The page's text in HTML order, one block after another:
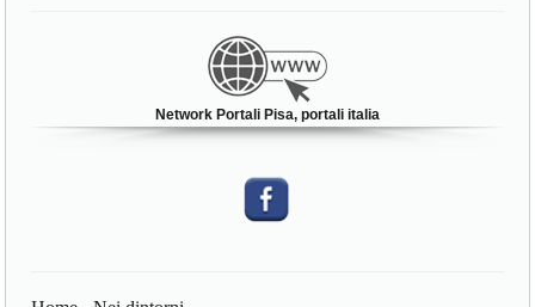
Network Portali Pisa, portali italia